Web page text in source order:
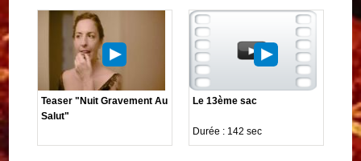
Teaser "Nuit Gravement Au
Salut"
Le 13ème sac
Durée : 142 sec